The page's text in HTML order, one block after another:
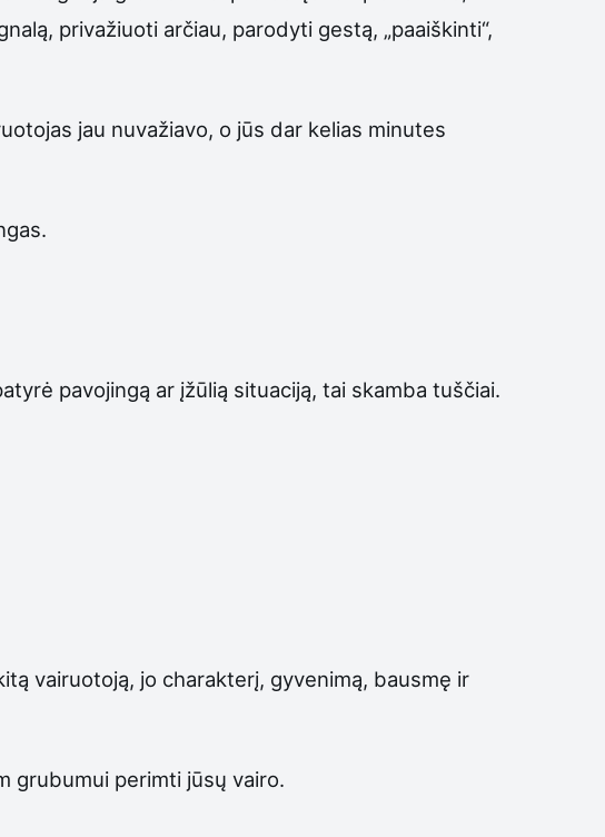
privažiuoti arčiau, parodyti gestą, „paaiškinti“,
jau nuvažiavo, o jūs dar kelias minutes
pavojingą ar įžūlią situaciją, tai skamba tuščiai.
vairuotoją, jo charakterį, gyvenimą, bausmę ir
grubumui perimti jūsų vairo.